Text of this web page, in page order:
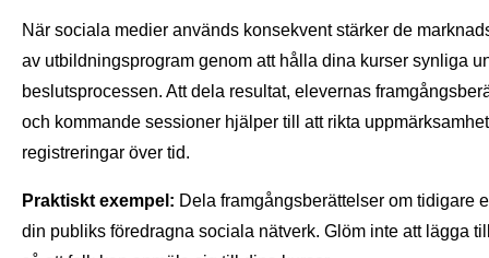
När sociala medier används konsekvent stärker de
av utbildningsprogram genom att hålla dina kurser synliga
beslutsprocessen. Att dela resultat, elevernas
och kommande sessioner hjälper till att rikta
registreringar över tid.
Praktiskt exempel: Dela framgångsberättelser om tidigare
din publiks föredragna sociala nätverk. Glöm inte att lägga